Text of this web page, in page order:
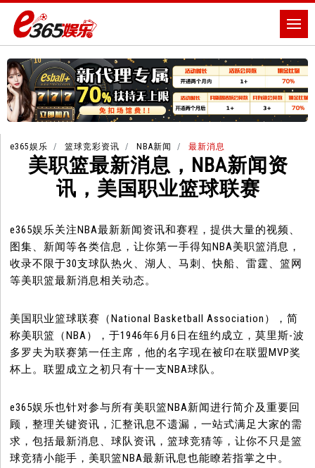
e365娱乐 篮球竞彩资讯 NBA新闻 最新消息
美职篮最新消息，NBA新闻资
讯，美国职业篮球联赛
e365娱乐关注NBA最新新闻资讯和赛程，提供大量的视频、
图集、新闻等各类信息，让你第一手得知NBA美职篮消息，
收录不限于30支球队热火、湖人、马刺、快船、雷霆、篮网
等美职篮最新消息相关动态。
美国职业篮球联赛（National Basketball Association），简
称美职篮（NBA），于1946年6月6日在纽约成立，莫里斯-波
多罗夫为联赛第一任主席，他的名字现在被印在联盟MVP奖
杯上。联盟成立之初只有十一支NBA球队。
e365娱乐也针对参与所有美职篮NBA新闻进行简介及重要回
顾，整理关键资讯，汇整讯息不遗漏，一站式满足大家的需
求，包括最新消息、球队资讯，篮球竞猜等，让你不只是篮
球竞猜小能手，美职篮NBA最新讯息也能瞭若指掌之中。